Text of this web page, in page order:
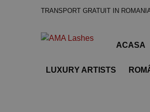
TRANSPORT GRATUIT IN
ACASA
LUXURY ARTISTS